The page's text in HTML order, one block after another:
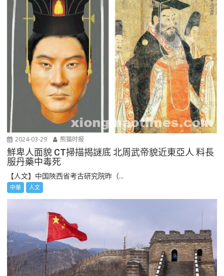
2024-03-29 熊猫时报
鮮卑人面貌 CT掃描揭謎底 北周武帝貌近東亞人 料長
服丹藥中毒死
【人文】中国陜西省考古研究院昨（...
中華 人文